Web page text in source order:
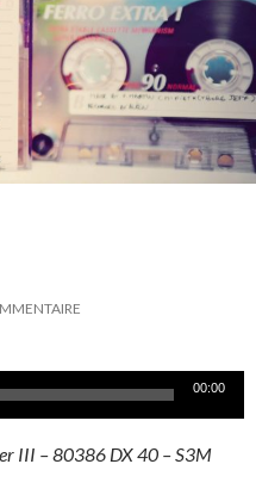
00:00
III – 80386 DX 40 – S3M